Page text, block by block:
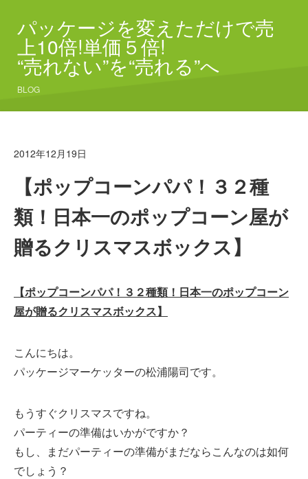
パッケージを変えただけで売
上10倍!単価５倍!
“売れない”を“売れる”へ
BLOG
2012年12月19日
【ポップコーンパパ！３２種
類！日本一のポップコーン屋が
贈るクリスマスボックス】
【ポップコーンパパ！３２種類！日本一のポップコーン
屋が贈るクリスマスボックス】
こんにちは。
パッケージマーケッターの松浦陽司です。
もうすぐクリスマスですね。
パーティーの準備はいかがですか？
もし、まだパーティーの準備がまだならこんなのは如何
でしょう？